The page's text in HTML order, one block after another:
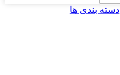
دسته بندی ها